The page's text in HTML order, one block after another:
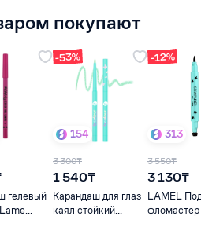
покупают
гелевый
-53%
154
3 300₸
1 540₸
Карандаш для глаз
каял стойкий...
-12%
313
3 550₸
3 130₸
LAMEL
фломастер